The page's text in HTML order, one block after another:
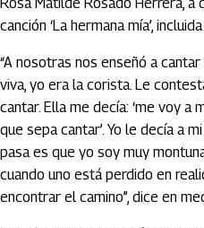
canción ‘La hermana mía’,
“A nosotras nos enseñó a
viva, yo era la corista. Le
cantar. Ella me decía: ‘me voy a
que sepa cantar’. Yo le decía a
pasa es que yo soy muy
cuando uno está perdido en
encontrar el camino”, dice en